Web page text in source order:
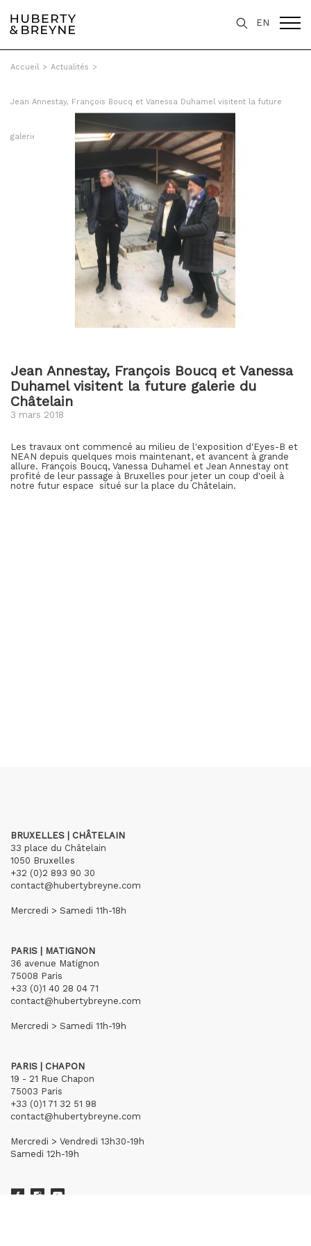
EN
Accueil > Actualités >
Jean Annestay, François Boucq et Vanessa Duhamel visitent la future
galerie du Châtelain
Jean Annestay, François Boucq et Vanessa
Duhamel visitent la future galerie du
Châtelain
3 mars 2018
Les travaux ont commencé au milieu de l'exposition d'Eyes-B et
NEAN depuis quelques mois maintenant, et avancent à grande
allure. François Boucq, Vanessa Duhamel et Jean Annestay ont
profité de leur passage à Bruxelles pour jeter un coup d'oeil à
notre futur espace situé sur la place du Châtelain.
BRUXELLES | CHÂTELAIN
33 place du Châtelain
1050 Bruxelles
+32 (0)2 893 90 30
contact@hubertybreyne.com
Mercredi > Samedi 11h-18h
PARIS | MATIGNON
36 avenue Matignon
75008 Paris
+33 (0)1 40 28 04 71
contact@hubertybreyne.com
Mercredi > Samedi 11h-19h
PARIS | CHAPON
19 - 21 Rue Chapon
75003 Paris
+33 (0)1 71 32 51 98
contact@hubertybreyne.com
Mercredi > Vendredi 13h30-19h
Samedi 12h-19h